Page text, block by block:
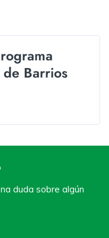
Barrios
duda sobre algún